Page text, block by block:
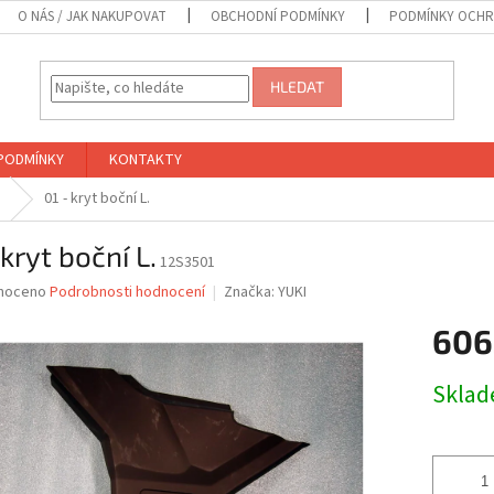
O NÁS / JAK NAKUPOVAT OBCHODNÍ PODMÍNKY PODMÍNKY
HLEDAT
KONTAKTY
01 - kryt boční L.
boční L. 12S3501
Podrobnosti hodnocení Značka: YUKI
cena: